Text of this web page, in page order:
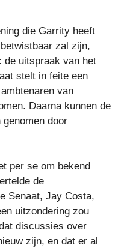
die Garrity heeft
zal zijn,
de uitspraak van het
stelt in feite een
van
Daarna kunnen de
door
per se om bekend
de
Senaat, Jay Costa,
uitzondering zou
discussies over
zijn, en dat er al